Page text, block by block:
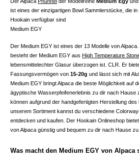
ist eines der einzigartigen Bowl Sammlerstücke, die
Hookain verfügbar sind
Medium EGY
Der Medium EGY ist eines der 13 Modelle von
besteht der Medium EGY aus High Temperature
lebensmittelechter Glasur überzogen ist. CLR. Er
Fassungsvermögen von 15-20g und lässt sich mit
Medium EGY bringt Alpaca die beste Möglichkeit auf
ägyptische Wasserpfeifenerlebnis zu dir nach Hause
können aufgrund der handgefertigten Herstellung
unserem Sortiment kannst du verschiedene
entdecken und kaufen. Der Hookain Onlineshop
von Alpaca günstig und bequem zu dir nach Hause zu
Was macht den Medium EGY von Alpaca